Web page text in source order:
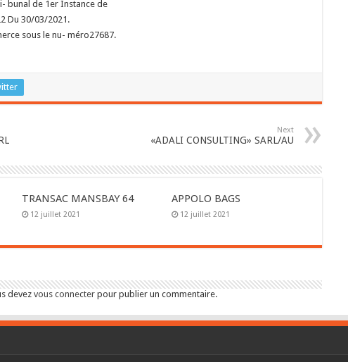
bunal de 1er Instance de
Du 30/03/2021.
sous le nu- méro27687.
Next
«ADALI CONSULTING» SARL/AU
TRANSAC MANSBAY 64
12 juillet 2021
APPOLO BAGS
12 juillet 2021
devezvous connecter pour publier un commentaire.